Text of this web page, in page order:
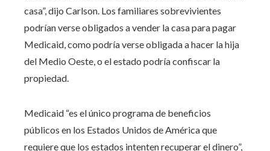
casa”, dijo Carlson. Los familiares sobrevivientes
podrían verse obligados a vender la casa para pagar
Medicaid, como podría verse obligada a hacer la hija
del Medio Oeste, o el estado podría confiscar la
propiedad.
Medicaid “es el único programa de beneficios
públicos en los Estados Unidos de América que
requiere que los estados intenten recuperar el dinero”,